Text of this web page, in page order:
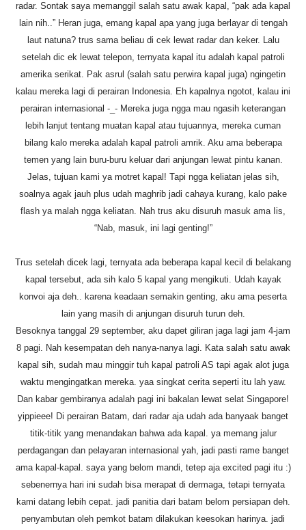
radar. Sontak saya memanggil salah satu awak kapal, “pak ada kapal
lain nih..” Heran juga, emang kapal apa yang juga berlayar di tengah
laut natuna? trus sama beliau di cek lewat radar dan keker. Lalu
setelah dic ek lewat telepon, ternyata kapal itu adalah kapal patroli
amerika serikat. Pak asrul (salah satu perwira kapal juga) ngingetin
kalau mereka lagi di perairan Indonesia. Eh kapalnya ngotot, kalau ini
perairan internasional -_- Mereka juga ngga mau ngasih keterangan
lebih lanjut tentang muatan kapal atau tujuannya, mereka cuman
bilang kalo mereka adalah kapal patroli amrik. Aku ama beberapa
temen yang lain buru-buru keluar dari anjungan lewat pintu kanan.
Jelas, tujuan kami ya motret kapal! Tapi ngga keliatan jelas sih,
soalnya agak jauh plus udah maghrib jadi cahaya kurang, kalo pake
flash ya malah ngga keliatan. Nah trus aku disuruh masuk ama Iis,
“Nab, masuk, ini lagi genting!”
Trus setelah dicek lagi, ternyata ada beberapa kapal kecil di belakang
kapal tersebut, ada sih kalo 5 kapal yang mengikuti. Udah kayak
konvoi aja deh.. karena keadaan semakin genting, aku ama peserta
lain yang masih di anjungan disuruh turun deh.
Besoknya tanggal 29 september, aku dapet giliran jaga lagi jam 4-jam
8 pagi. Nah kesempatan deh nanya-nanya lagi. Kata salah satu awak
kapal sih, sudah mau minggir tuh kapal patroli AS tapi agak alot juga
waktu mengingatkan mereka. yaa singkat cerita seperti itu lah yaw.
Dan kabar gembiranya adalah pagi ini bakalan lewat selat Singapore!
yippieee! Di perairan Batam, dari radar aja udah ada banyaak banget
titik-titik yang menandakan bahwa ada kapal. ya memang jalur
perdagangan dan pelayaran internasional yah, jadi pasti rame banget
ama kapal-kapal. saya yang belom mandi, tetep aja excited pagi itu :)
sebenernya hari ini sudah bisa merapat di dermaga, tetapi ternyata
kami datang lebih cepat. jadi panitia dari batam belom persiapan deh.
penyambutan oleh pemkot batam dilakukan keesokan harinya. jadi